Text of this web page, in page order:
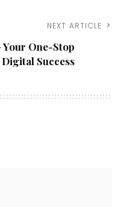
NEXT ARTICLE
One-Stop
Success